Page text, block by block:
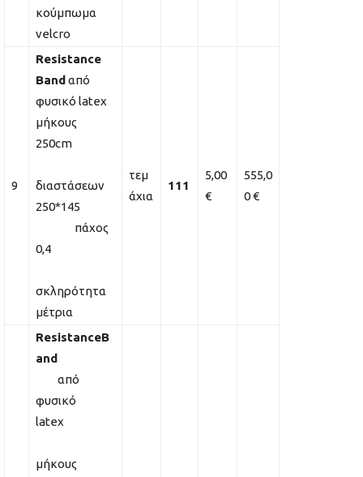
κούμπωμα
velcro
9
Resistance
Bandαπό
φυσικό latex
μήκους
250cm
διαστάσεων
250*145
πάχος
0,4
σκληρότητα
μέτρια
τεμ
άχια
111
5,00
€
555,0
0 €
ResistanceB
and
από
φυσικό
latex
μήκους